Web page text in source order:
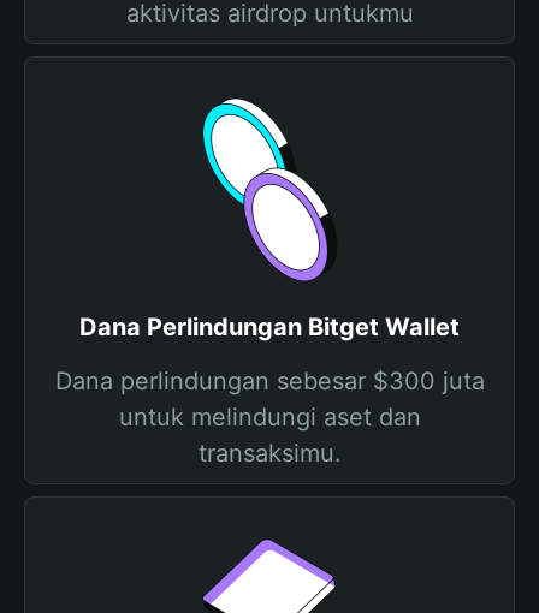
aktivitas airdrop untukmu
Dana Perlindungan Bitget Wallet
Dana perlindungan sebesar $300 juta
untuk melindungi aset dan
transaksimu.